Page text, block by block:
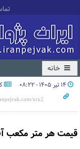
خانه
۱۴ تیر ۱۴۰۵ - ۰۸:۲۲
قیمت هر متر